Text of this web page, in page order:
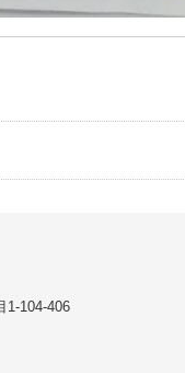
1-104-406